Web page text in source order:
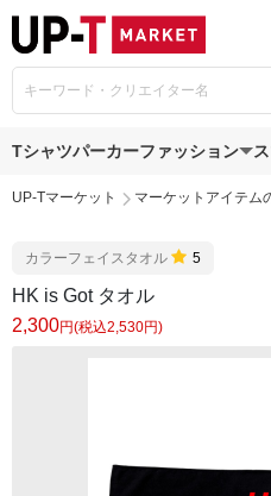
Tシャツパーカーファッション
UP-Tマーケット マーケットアイテム
カラーフェイスタオル 5
HK is Got タオル
2,300円(税込2,530円)